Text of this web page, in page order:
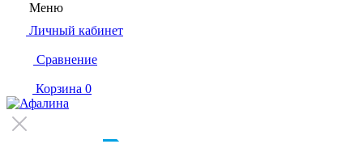
Меню
Личный кабинет
Сравнение
Корзина 0